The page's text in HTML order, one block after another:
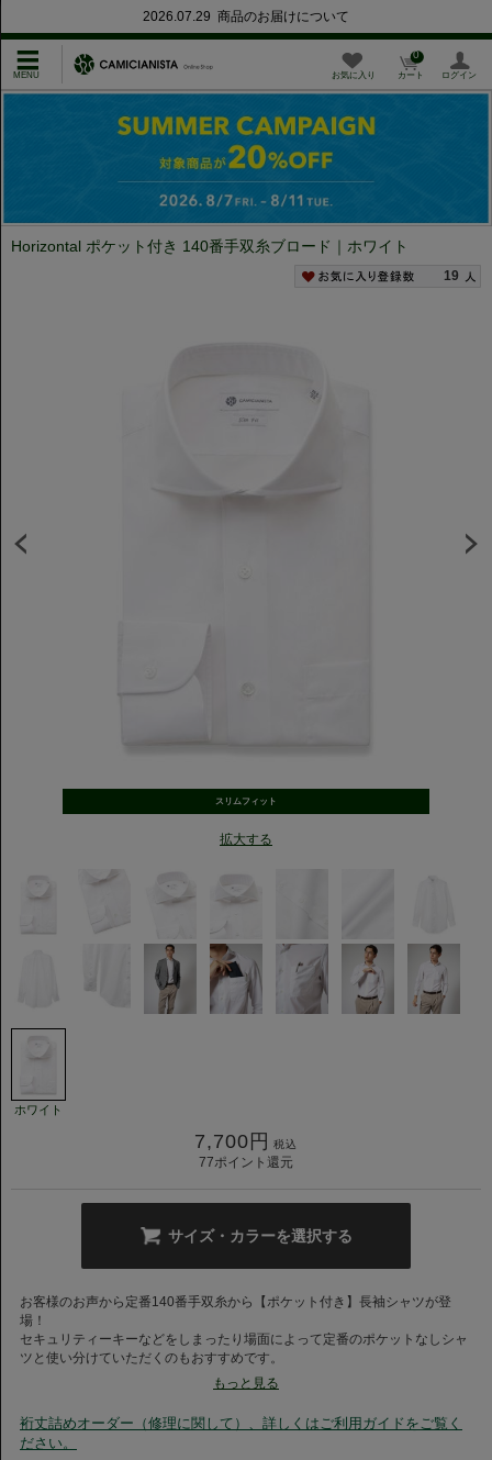
2026.07.29 商品のお届けについて
お気に入り カート
0
ログイン
Horizontal ポケット付き 140番手双糸ブロード｜ホワイト
19
スリムフィット
拡大する
ホワイト
7,700 円 税込
77ポイント還元
サイズ・カラーを選択する
お客様のお声から定番140番手双糸から【ポケット付き】長袖シャツが登
場！
セキュリティーキーなどをしまったり場面によって定番のポケットなしシャ
ツと使い分けていただくのもおすすめです。
良質な原料を使用してつくられる140番手双糸。
生地の密度も高く、肌触りの良い、さらっとしたキメの細かい高級素材で
もっと見る
裄丈詰めオーダー（修理に関して）、詳しくはご利用ガイドをご覧く
ださい。